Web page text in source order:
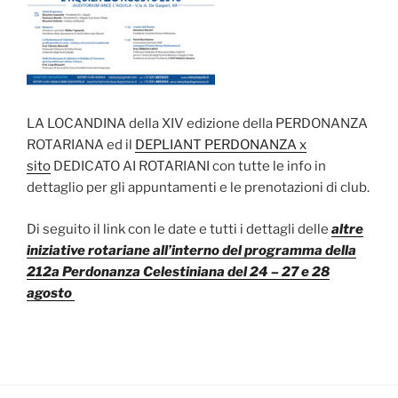
LA LOCANDINA della XIV edizione della PERDONANZA
ROTARIANA ed il
DEPLIANT PERDONANZA x
sito DEDICATO AI ROTARIANI con tutte le info in
dettaglio per gli appuntamenti e le prenotazioni di club.
Di seguito il link con le date e tutti i dettagli delle altre
iniziative rotariane all’interno del programma della
212a Perdonanza Celestiniana del 24 – 27 e 28
agosto